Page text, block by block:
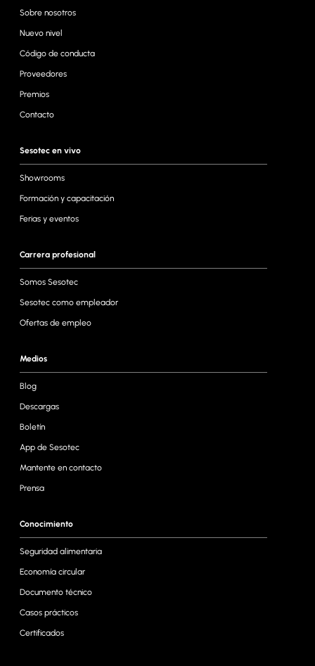
Sobre nosotros
Nuevo nivel
Código de conducta
Proveedores
Premios
Contacto
Sesotec en vivo
Showrooms
Formación y capacitación
Ferias y eventos
Carrera profesional
Somos Sesotec
Sesotec como empleador
Ofertas de empleo
Medios
Blog
Descargas
Boletín
App de Sesotec
Mantente en contacto
Prensa
Conocimiento
Seguridad alimentaria
Economía circular
Documento técnico
Casos prácticos
Certificados